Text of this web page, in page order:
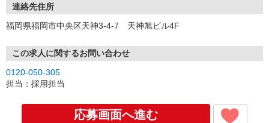
★スマホでWEB面接（LINEなど）・出張面接・事務所面接と選べま
す
③面接実施（履歴書不要）
※ご希望があれば、職場見学の調整もOKです！
お気軽にご応募ください♪
連絡先住所
福岡県福岡市中央区天神3-4-7 天神旭ビル4F
この求人に関するお問い合わせ
0120-050-305
担当：採用担当
応募画面へ進む